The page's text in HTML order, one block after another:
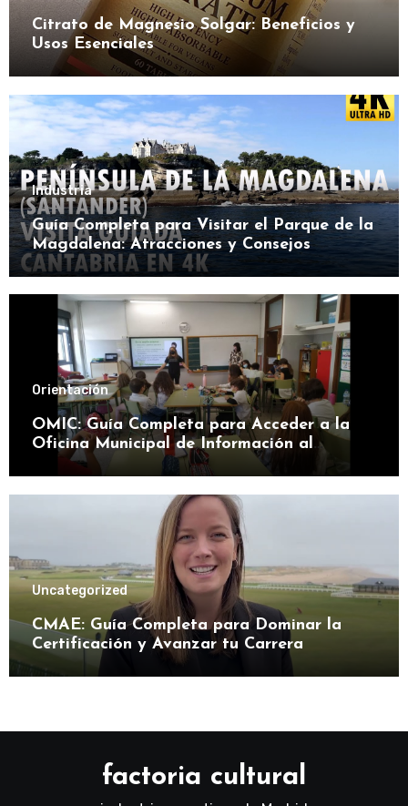
Citrato de Magnesio Solgar: Beneficios y
Usos Esenciales
Industria
Guía Completa para Visitar el Parque de la
Magdalena: Atracciones y Consejos
Orientación
OMIC: Guía Completa para Acceder a la
Oficina Municipal de Información al
Consumidor
Uncategorized
CMAE: Guía Completa para Dominar la
Certificación y Avanzar tu Carrera
factoria cultural